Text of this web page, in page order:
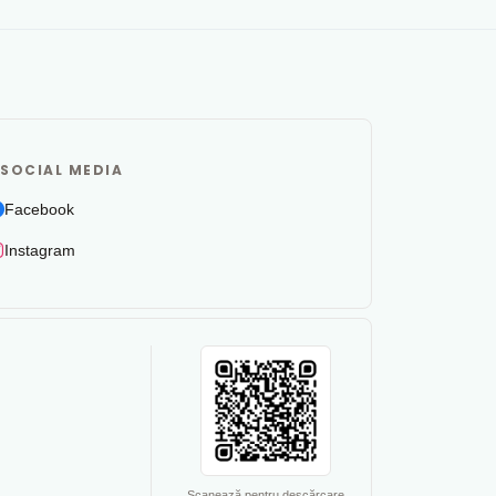
SOCIAL MEDIA
Facebook
Instagram